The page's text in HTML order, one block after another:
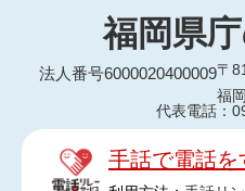
福岡県
法人番号6000020400009〒
福
代表電話：
手話で電話を